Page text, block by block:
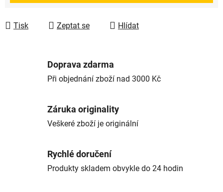
Tisk Zeptat se Hlídat
Doprava zdarma
Při objednání zboží nad 3000 Kč
Záruka originality
Veškeré zboží je originální
Rychlé doručení
Produkty skladem obvykle do 24 hodin